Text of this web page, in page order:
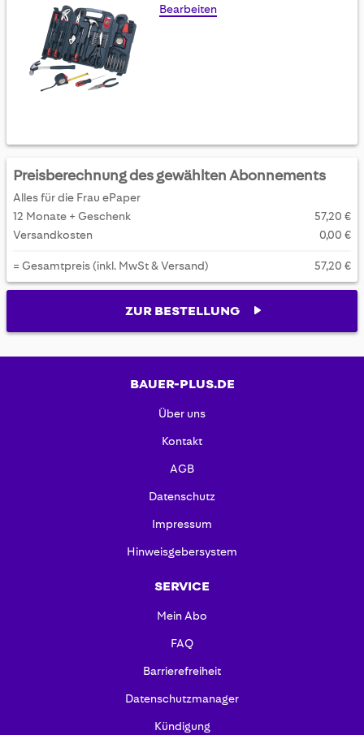
Bearbeiten
Preisberechnung des gewählten Abonnements
Alles für die Frau ePaper
12 Monate + Geschenk
57,20 €
Versandkosten
0,00 €
= Gesamtpreis (inkl. MwSt & Versand) 57,20 €
ZUR BESTELLUNG
BAUER-PLUS.DE
Über uns
Kontakt
AGB
Datenschutz
Impressum
Hinweisgebersystem
SERVICE
Mein Abo
FAQ
Barrierefreiheit
Datenschutzmanager
Kündigung